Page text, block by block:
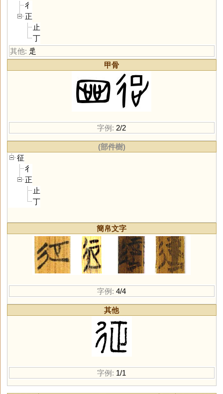
彳
正
止
丁
其他: 辵
甲骨
字例: 2/2
(部件樹)
征
彳
正
止
丁
簡帛文字
字例: 4/4
其他
字例: 1/1